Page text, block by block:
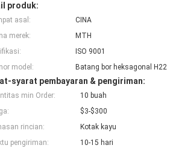
produk:
asal:
CINA
merek:
MTH
ISO 9001
model:
Batang bor heksagonal H22
syarat pembayaran & pengiriman:
min Order:
10 buah
$3-$300
rincian:
Kotak kayu
pengiriman:
10-15 hari